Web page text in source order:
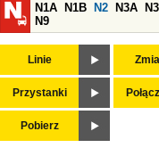
N1A
N1B N2 N3A
N9
Linie
Przystanki
Pobierz